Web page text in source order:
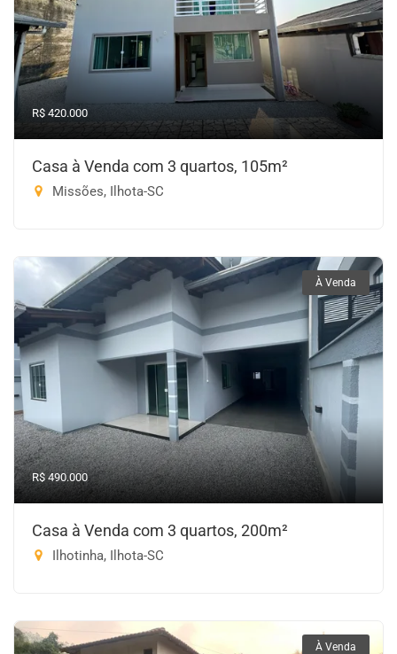
R$ 420.000
Casa à Venda com 3 quartos, 105m²
Missões, Ilhota-SC
À Venda
R$ 490.000
Casa à Venda com 3 quartos, 200m²
Ilhotinha, Ilhota-SC
À Venda